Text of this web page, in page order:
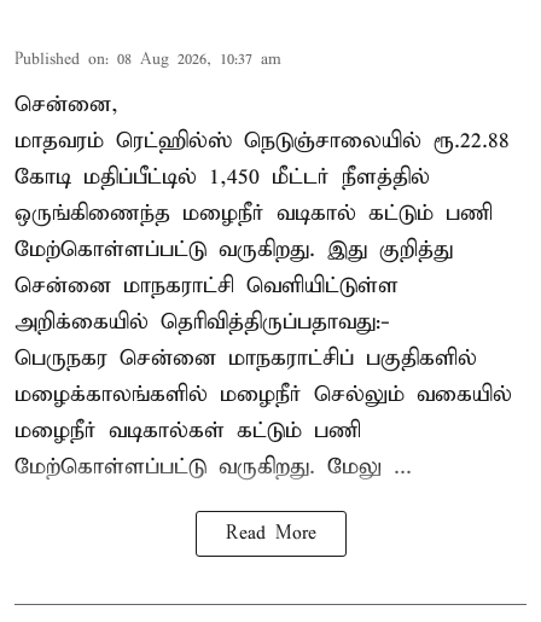
Published on: 08 Aug 2026, 10:37 am
சென்னை,
மாதவரம் ரெட்ஹில்ஸ் நெடுஞ்சாலையில் ரூ.22.88
கோடி மதிப்பீட்டில் 1,450 மீட்டர் நீளத்தில்
ஒருங்கிணைந்த மழைநீர் வடிகால் கட்டும் பணி
மேற்கொள்ளப்பட்டு வருகிறது. இது குறித்து
சென்னை மாநகராட்சி வெளியிட்டுள்ள
அறிக்கையில் தெரிவித்திருப்பதாவது:-
பெருநகர சென்னை மாநகராட்சிப் பகுதிகளில்
மழைக்காலங்களில் மழைநீர் செல்லும் வகையில்
மழைநீர் வடிகால்கள் கட்டும் பணி
மேற்கொள்ளப்பட்டு வருகிறது. மேலு ...
Read More